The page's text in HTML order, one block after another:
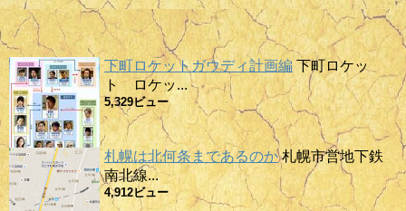
下町ロケットガウディ計画編 下町ロケッ
ト ロケッ...
5,329ビュー
札幌は北何条まであるのか 札幌市営地下鉄
南北線...
4,912ビュー